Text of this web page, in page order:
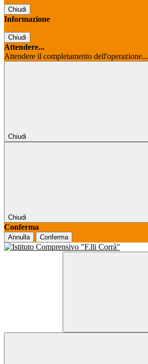
Chiudi
Informazione
Chiudi
Attendere...
Attendere il completamento dell'operazione...
Chiudi
Chiudi
Conferma
Annulla Conferma